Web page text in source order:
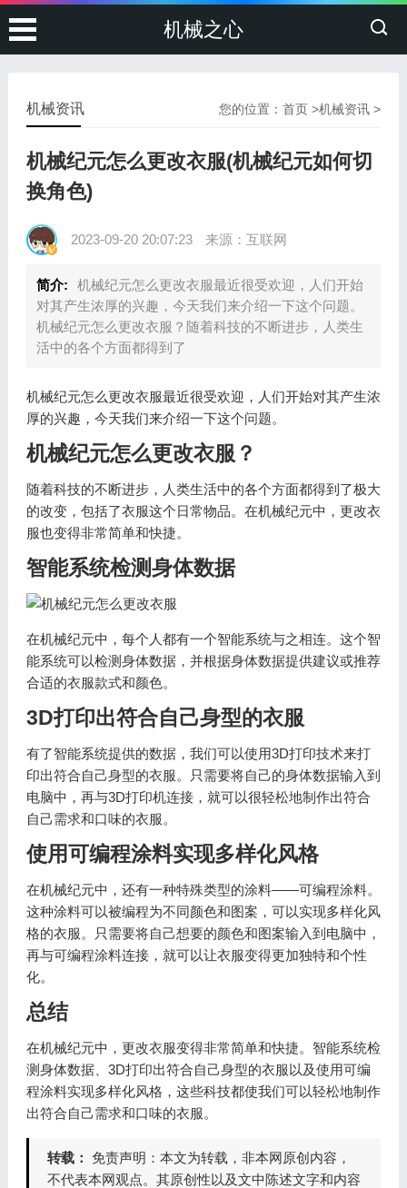
机械之心
您的位置：首页 >机械资讯 >
机械资讯
机械纪元怎么更改衣服(机械纪元如何切
换角色)
2023-09-20 20:07:23 来源：互联网
简介:
机械纪元怎么更改衣服最近很受欢迎，人们开始
对其产生浓厚的兴趣，今天我们来介绍一下这个问题。
机械纪元怎么更改衣服？随着科技的不断进步，人类生
活中的各个方面都得到了
机械纪元怎么更改衣服最近很受欢迎，人们开始对其产生浓
厚的兴趣，今天我们来介绍一下这个问题。
机械纪元怎么更改衣服？
随着科技的不断进步，人类生活中的各个方面都得到了极大
的改变，包括了衣服这个日常物品。在机械纪元中，更改衣
服也变得非常简单和快捷。
智能系统检测身体数据
在机械纪元中，每个人都有一个智能系统与之相连。这个智
能系统可以检测身体数据，并根据身体数据提供建议或推荐
合适的衣服款式和颜色。
3D打印出符合自己身型的衣服
有了智能系统提供的数据，我们可以使用3D打印技术来打
印出符合自己身型的衣服。只需要将自己的身体数据输入到
电脑中，再与3D打印机连接，就可以很轻松地制作出符合
自己需求和口味的衣服。
使用可编程涂料实现多样化风格
在机械纪元中，还有一种特殊类型的涂料——可编程涂料。
这种涂料可以被编程为不同颜色和图案，可以实现多样化风
格的衣服。只需要将自己想要的颜色和图案输入到电脑中，
再与可编程涂料连接，就可以让衣服变得更加独特和个性
化。
总结
在机械纪元中，更改衣服变得非常简单和快捷。智能系统检
测身体数据、3D打印出符合自己身型的衣服以及使用可编
程涂料实现多样化风格，这些科技都使我们可以轻松地制作
出符合自己需求和口味的衣服。
转载： 免责声明：本文为转载，非本网原创内容，
不代表本网观点。其原创性以及文中陈述文字和内容